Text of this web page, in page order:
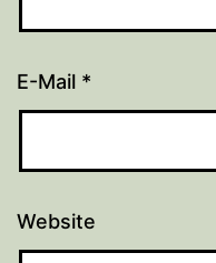
E-Mail *
Website